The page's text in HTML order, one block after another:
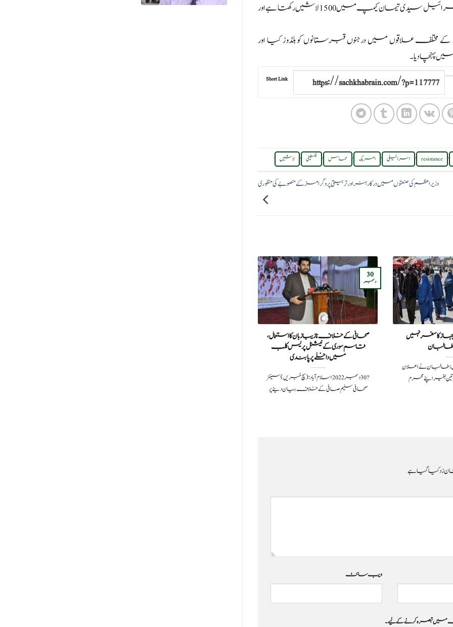
فلسطینی شہدا کی لاشوں کی واپسی کے لیے قومی مہم کی رپورٹ کے مطابق اسرائیل سیدی تیمان کیمپ میں 1500 لاشیں رکھتا ہے اور
علاقوں میں درجنوں قبرستانوں کو بلڈوز کیا اور
پہنچا دیا۔
Short Link
,
resistance
, اسرائیلی , امریکہ , حماس , فلسطینی , لاشیں .
وزیراعظم کی صنعتوں میں درکار ہنر اور تربیتی پروگرامز کے منصوبے کی منظوری
جہاز کا سفر نہیں
خبریں:طالبان نے اعلان
بغیر اپنے محرم
صحافی کے خلاف نازیبا زبان کا استعمال،
قاسم سوری کے نیشنل پریس کلب
میں داخلے پر پابندی
?️ 30 دسمبر 2022اسلام آباد:(سچ خبریں) سینئر
صحافی سلیم صافی کے خلاف بیان دینے پر
30
دسمبر
زد کیا گیا ہے
ویب‌ سائٹ
جب میں تبصرہ کرنے کےلیے۔